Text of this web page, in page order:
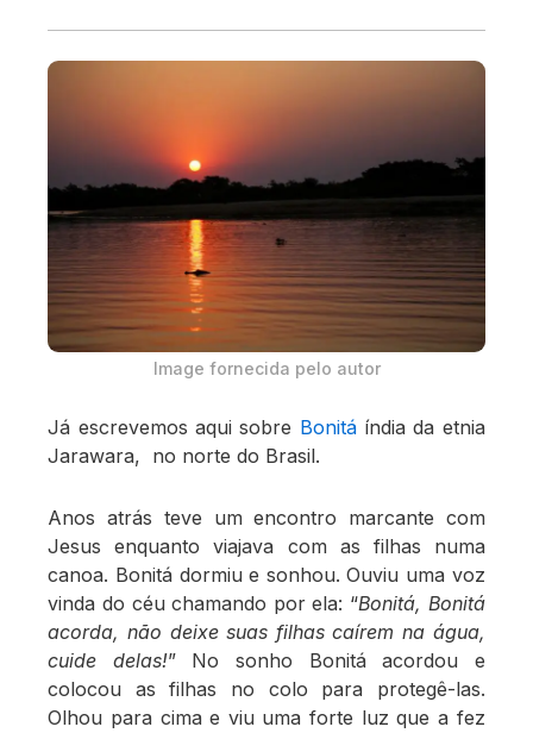
Image fornecida pelo autor
Já escrevemos aqui sobre Bonitáíndia da etnia
Jarawara, no norte do Brasil.
Anos atrás teve um encontro marcante com
Jesus enquanto viajava com as filhas numa
canoa. Bonitá dormiu e sonhou. Ouviu uma voz
vinda do céu chamando por ela: “Bonitá, Bonitá
acorda, não deixe suas filhas caírem na água,
cuide delas!” No sonho Bonitá acordou e
colocou as filhas no colo para protegê-las.
Olhou para cima e viu uma forte luz que a fez